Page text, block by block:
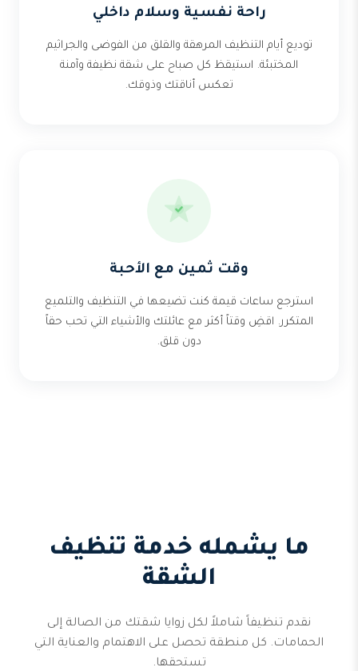
راحة نفسية وسلام داخلي
توديع أيام التنظيف المرهقة والقلق من الفوضى والجراثيم
المختبئة. استيقظ كل صباح على شقة نظيفة وآمنة
تعكس أناقتك وذوقك.
وقت ثمين مع الأحبة
استرجع ساعات قيمة كنت تضيعها في التنظيف والتلميع
المتكرر. اقضِ وقتاً أكثر مع عائلتك والأشياء التي تحب حقاً
دون قلق.
ما يشمله خدمة تنظيف
الشقة
نقدم تنظيفاً شاملاً لكل زوايا شقتك من الصالة إلى
الحمامات. كل منطقة تحصل على الاهتمام والعناية التي
تستحقها.